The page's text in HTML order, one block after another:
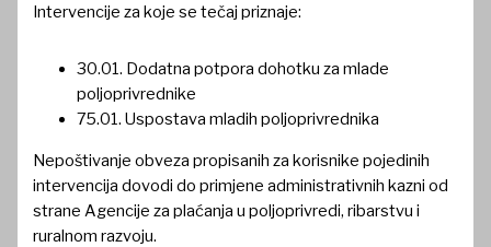
Intervencije za koje se tečaj priznaje:
30.01. Dodatna potpora dohotku za mlade
poljoprivrednike
75.01. Uspostava mladih poljoprivrednika
Nepoštivanje obveza propisanih za korisnike pojedinih
intervencija dovodi do primjene administrativnih kazni od
strane Agencije za plaćanja u poljoprivredi, ribarstvu i
ruralnom razvoju.